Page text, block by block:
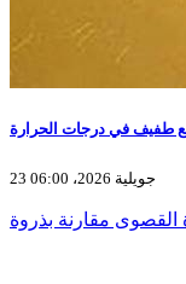
طفيف في درجات الحرارة
23 جويلية 2026، 06:00